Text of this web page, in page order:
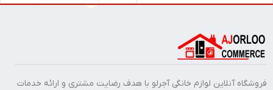
فروشگاه آنلاین لوازم خانگی آجرلو با هدف رضایت مشتری و ارائه خدمات